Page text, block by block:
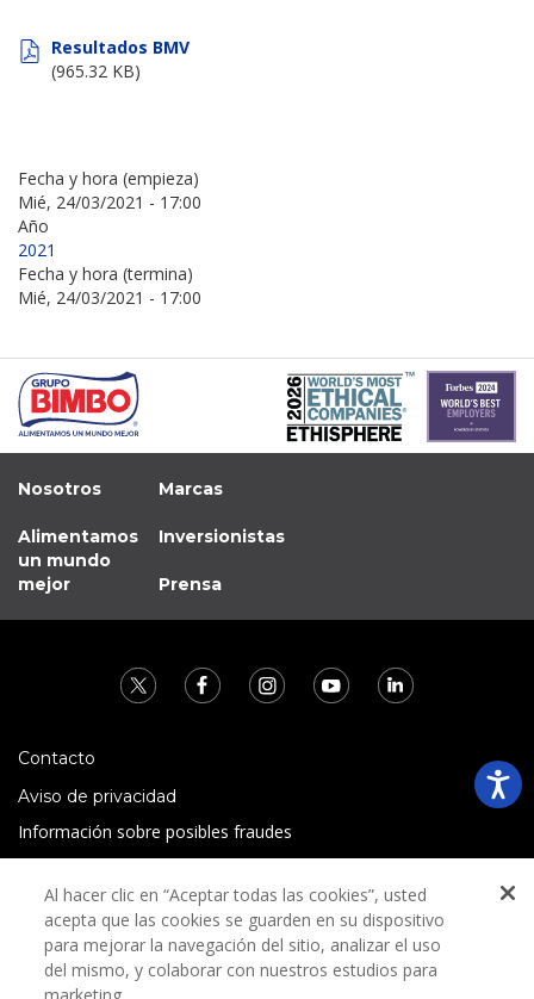
Resultados BMV
(965.32 KB)
Fecha y hora (empieza)
Mié, 24/03/2021 - 17:00
Año
2021
Fecha y hora (termina)
Mié, 24/03/2021 - 17:00
Nosotros
Alimentamos
un mundo
mejor
Marcas
Inversionistas
Prensa
Contacto
Aviso de privacidad
Información sobre posibles fraudes
Términos y condiciones
Al hacer clic en “Aceptar todas las cookies”, usted
acepta que las cookies se guarden en su dispositivo
para mejorar la navegación del sitio, analizar el uso
del mismo, y colaborar con nuestros estudios para